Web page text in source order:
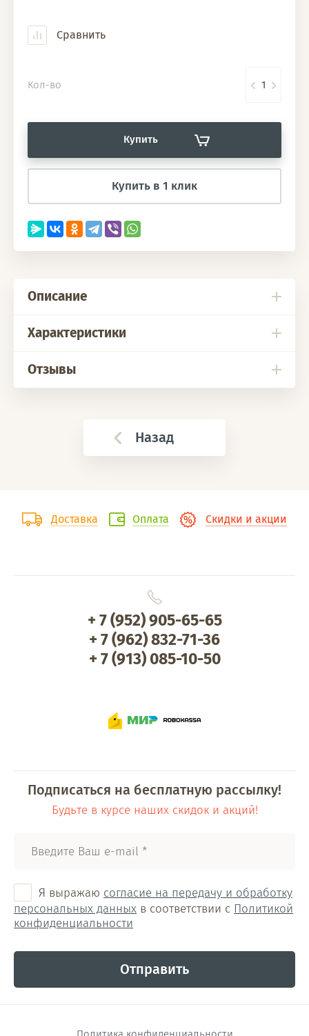
Сравнить
Кол-во
Купить
Купить в 1 клик
Описание
Характеристики
Отзывы
Назад
Доставка Оплата Скидки и акции
+ 7 (952) 905-65-65
+ 7 (962) 832-71-36
+ 7 (913) 085-10-50
Подписаться на бесплатную рассылку!
Будьте в курсе наших скидок и акций!
Я выражаю согласие на передачу и обработку
персональных данных в соответствии с Политикой
конфиденциальности
Отправить